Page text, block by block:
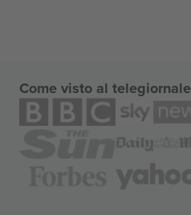
Come visto al telegiornale